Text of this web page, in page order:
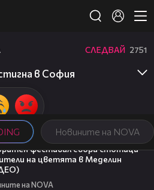
Новините на NOVA
СЛЕДВАЙ 2751
в София
фестивал събра стотици
на цветята в Меделин
на NOVA